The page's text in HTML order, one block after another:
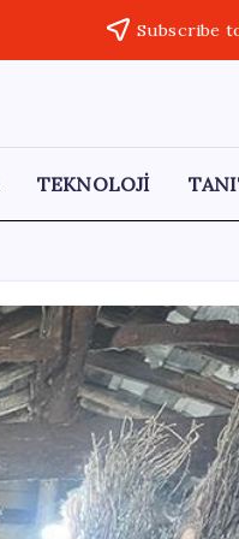
Subscribe
TEKNOLOJİ